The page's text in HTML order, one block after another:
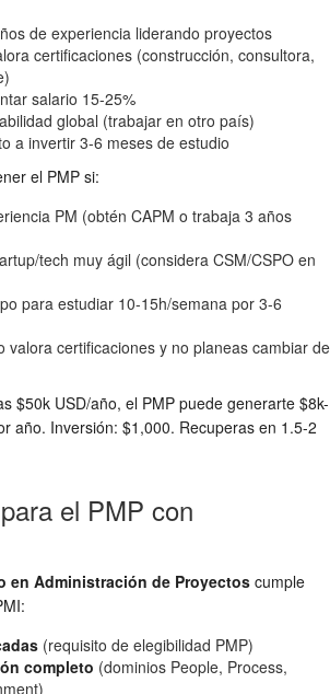
de experiencia liderando proyectos
certificaciones (construcción, consultora,
salario 15-25%
global (trabajar en otro país)
a invertir 3-6 meses de estudio
el PMP si:
PM (obtén CAPM o trabaja 3 años
tech muy ágil (considera CSM/CSPO en
para estudiar 10-15h/semana por 3-6
valora certificaciones y no planeas cambiar de
$50k USD/año, el PMP puede generarte $8k-
año. Inversión: $1,000. Recuperas en 1.5-2
el PMP con
en Administración de Proyectos cumple
(requisito de elegibilidad PMP)
completo (dominios People, Process,